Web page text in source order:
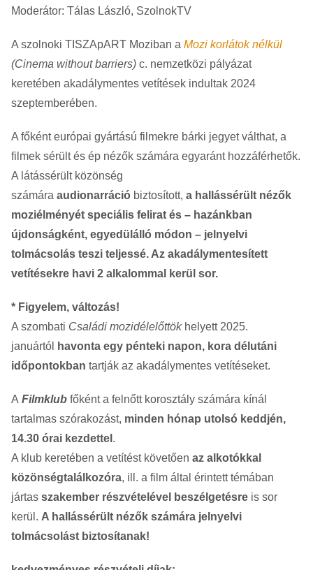
Moderátor: Tálas László, SzolnokTV
A szolnoki TISZApART Moziban a Mozi korlátok nélkül
(Cinema without barriers) c. nemzetközi pályázat
keretében akadálymentes vetítések indultak 2024
szeptemberében.
A főként európai gyártású filmekre bárki jegyet válthat, a
filmek sérült és ép nézők számára egyaránt hozzáférhetők.
A látássérült közönség
számára audionarráció biztosított, a hallássérült nézők
moziélményét speciális felirat és – hazánkban
újdonságként, egyedülálló módon – jelnyelvi
tolmácsolás teszi teljessé. Az akadálymentesített
vetítésekre havi 2 alkalommal kerül sor.
* Figyelem, változás!
A szombati Családi mozidélelőttökhelyett 2025.
januártól
havonta egy pénteki napon, kora délutáni
időpontokban tartják az akadálymentes vetítéseket.
A Filmklub főként a felnőtt korosztály számára kínál
tartalmas szórakozást, minden hónap utolsó keddjén,
14.30 órai kezdettel .
A klub keretében a vetítést követően az alkotókkal
közönségtalálkozóra, ill. a film által érintett témában
jártas szakember részvételével beszélgetésre is sor
kerül. A hallássérült nézők számára jelnyelvi
tolmácsolást biztosítanak!